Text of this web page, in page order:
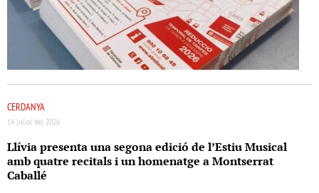
CERDANYA
14 juliol del 2026
Llívia presenta una segona edició de l’Estiu Musical
amb quatre recitals i un homenatge a Montserrat
Caballé